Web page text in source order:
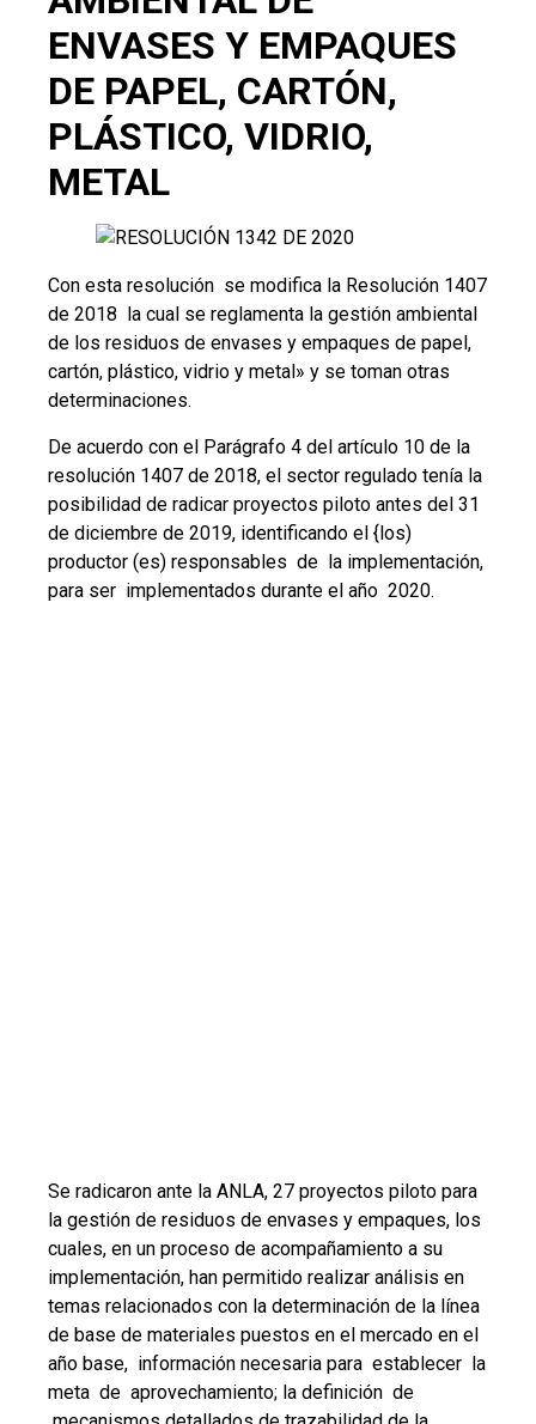
ENVASES Y EMPAQUES
DE PAPEL, CARTÓN,
PLÁSTICO, VIDRIO,
METAL
Con esta resolución se modifica la Resolución 1407
de 2018 la cual se reglamenta la gestión ambiental
de los residuos de envases y empaques de papel,
cartón, plástico, vidrio y metal» y se toman otras
determinaciones.
De acuerdo con el Parágrafo 4 del artículo 10 de la
resolución 1407 de 2018, el sector regulado tenía la
posibilidad de radicar proyectos piloto antes del 31
de diciembre de 2019, identificando el {los)
productor (es) responsables de la implementación,
para ser implementados durante el año 2020.
Se radicaron ante la ANLA, 27 proyectos piloto para
la gestión de residuos de envases y empaques, los
cuales, en un proceso de acompañamiento a su
implementación, han permitido realizar análisis en
temas relacionados con la determinación de la línea
de base de materiales puestos en el mercado en el
año base, información necesaria para establecer la
meta de aprovechamiento; la definición de